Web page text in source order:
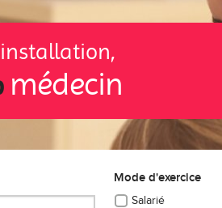
médecin
Mode d'exercice
Salarié